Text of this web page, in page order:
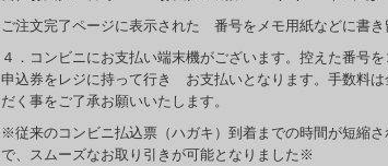
ご注文完了ページに表示された 番号をメモ用紙などに書き
４．コンビニにお支払い端末機がございます。控えた番
申込券をレジに持って行き お支払いとなります。手数料
だく事をご了承お願いいたします。
※従来のコンビニ払込票（ハガキ）到着までの時間が短縮
で、スムーズなお取り引きが可能となりました※